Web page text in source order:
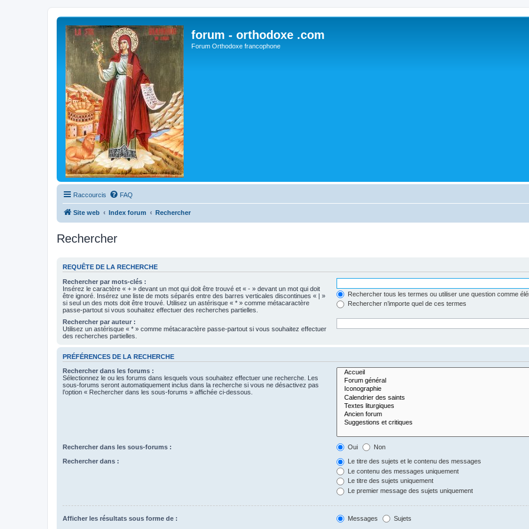
forum - orthodoxe .com
Forum Orthodoxe francophone
Raccourcis FAQ
Site web Index forum Rechercher
Rechercher
REQUÊTE DE LA RECHERCHE
Rechercher par mots-clés :
Insérez le caractère « + » devant un mot qui doit être trouvé et « - » devant un mot qui doit
être ignoré. Insérez une liste de mots séparés entre des barres verticales discontinues « | »
si seul un des mots doit être trouvé. Utilisez un astérisque « * » comme métacaractère
passe-partout si vous souhaitez effectuer des recherches partielles.
Rechercher tous les termes ou utiliser une question comme
Rechercher n’importe quel de ces termes
Rechercher par auteur :
Utilisez un astérisque « * » comme métacaractère passe-partout si vous souhaitez effectuer
des recherches partielles.
PRÉFÉRENCES DE LA RECHERCHE
Rechercher dans les forums :
Sélectionnez le ou les forums dans lesquels vous souhaitez effectuer une recherche. Les
sous-forums seront automatiquement inclus dans la recherche si vous ne désactivez pas
l’option « Rechercher dans les sous-forums » affichée ci-dessous.
Rechercher dans les sous-forums : Oui Non
Rechercher dans :
Le titre des sujets et le contenu des messages
Le contenu des messages uniquement
Le titre des sujets uniquement
Le premier message des sujets uniquement
Afficher les résultats sous forme de : Messages Sujets